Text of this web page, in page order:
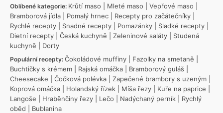
Oblíbené kategorie: Krůtí maso Mleté maso Vepřové maso
Bramborová jídla
Pomalý hrnec Recepty pro začátečníky
Rychlé recepty
Snadné recepty Pomazánky Sladké recepty
Dietní recepty
Česká kuchyně Zeleninové saláty
Studená
kuchyně
Dorty
Populární recepty: Čokoládové muffiny Fazolky na smetaně
Buchtičky s krémem
Rajská omáčka Bramborový guláš
Cheesecake
Čočková polévka Zapečené brambory s uzeným
Koprová omáčka
Holandský řízek Míša řezy Kuře na paprice
Langoše
Hraběnčiny řezy Lečo Nadýchaný perník
Rychlý
oběd
Bublanina